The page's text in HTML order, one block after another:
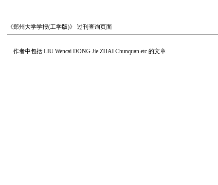
《郑州大学学报(工学版)》 过刊查询页面
作者中包括 LIU Wencai DONG Jie ZHAI Chunquan etc 的文章